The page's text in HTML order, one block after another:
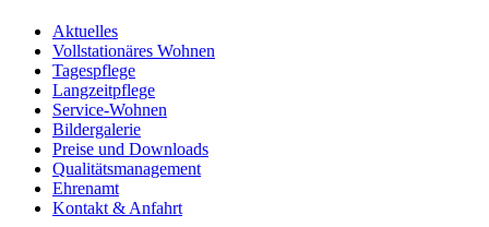
Aktuelles
Vollstationäres Wohnen
Tagespflege
Langzeitpflege
Service-Wohnen
Bildergalerie
Preise und Downloads
Qualitätsmanagement
Ehrenamt
Kontakt & Anfahrt